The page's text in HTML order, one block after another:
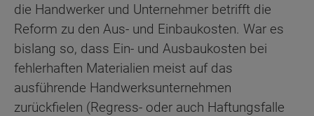
die Handwerker und Unternehmer betrifft die
Reform zu den Aus- und Einbaukosten. War es
bislang so, dass Ein- und Ausbaukosten bei
fehlerhaften Materialien meist auf das
ausführende Handwerksunternehmen
zurückfielen (Regress- oder auch Haftungsfalle